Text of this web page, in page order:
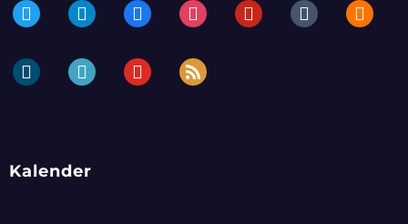
twitter telegramfacebookinstagrampinteresttumblr blogger
dailymotionperiscopeyoutube rss
Kalender